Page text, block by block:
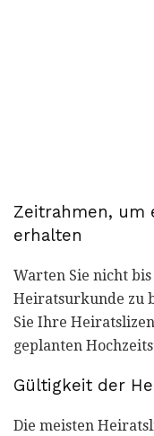
Zeitrahmen, um
erhalten
Warten Sie nicht
Heiratsurkunde zu
Sie Ihre
geplanten
Gültigkeit der
Die meisten